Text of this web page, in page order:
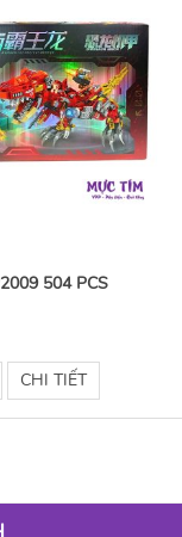
504 PCS
CHI TIẾT